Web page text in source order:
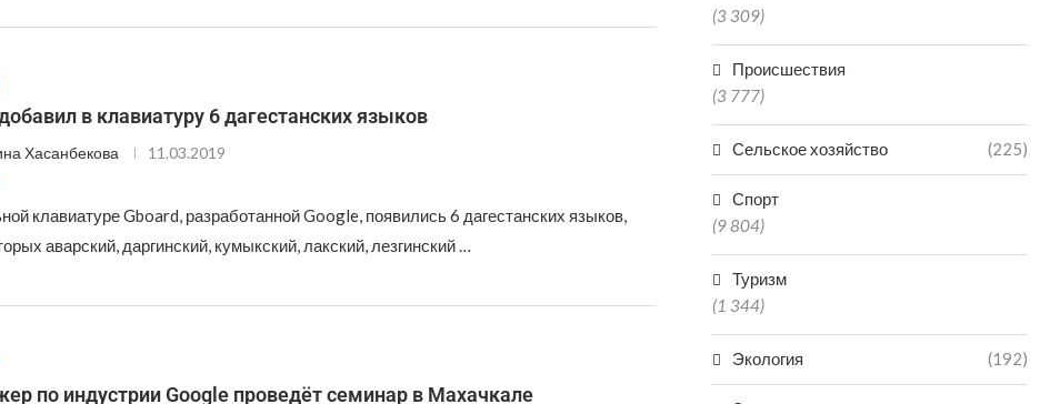
в клавиатуру 6 дагестанских языков
Хасанбекова 11.03.2019
клавиатуре Gboard, разработанной Google, появились 6 дагестанских языков,
аварский, даргинский, кумыкский, лакский, лезгинский …
по индустрии Google проведёт семинар в Махачкале
(3 309)
Происшествия
(3 777)
Сельское хозяйство (225)
Спорт
(9 804)
Туризм
(1 344)
Экология (192)